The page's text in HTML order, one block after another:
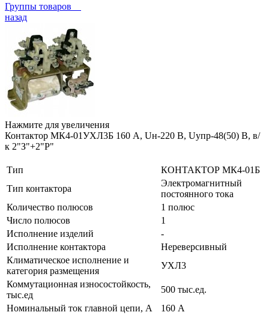
Группы товаров
назад
Нажмите для увеличения
Контактор МК4-01УХЛ3Б 160 А, Uн-220 В, Uупр-48(50) В, в/
к 2"З"+2"Р"
Тип
КОНТАКТОР МК4-01Б
Тип контактора
Электромагнитный
постоянного тока
Количество полюсов
1 полюс
Число полюсов
1
Исполнение изделий
-
Исполнение контактора
Нереверсивный
Климатическое исполнение и
категория размещения
УХЛ3
Коммутационная износостойкость,
тыс.ед
500 тыс.ед.
Номинальный ток главной цепи, А
160 А